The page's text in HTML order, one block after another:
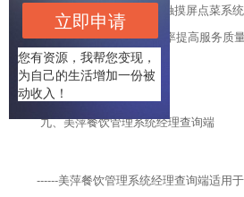
------美萍餐饮订台系统和触摸屏点菜系
供来宾预订、有意提高工作效率提高服务质
所。
九、美萍餐饮管理系统经理查询端
------美萍餐饮管理系统经理查询端适用
立即申请
您有资源，我帮您变现，
为自己的生活增加一份被
动收入！